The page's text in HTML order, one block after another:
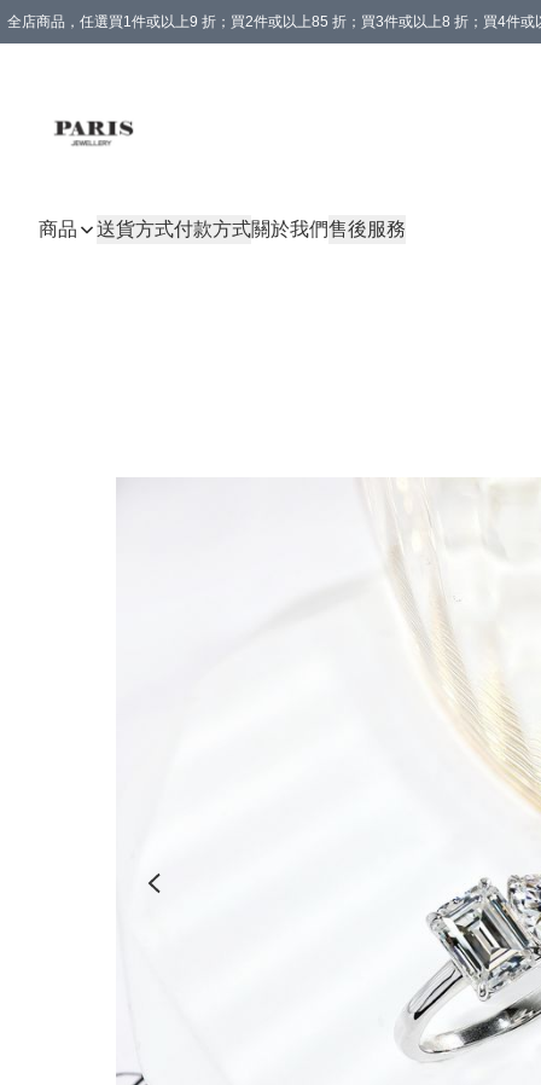
全店商品，任選買1件或以上9 折；買2件或以上85 折；買3件或以上8 折；買4件或
商品 送貨方式付款方式關於我們售後服務